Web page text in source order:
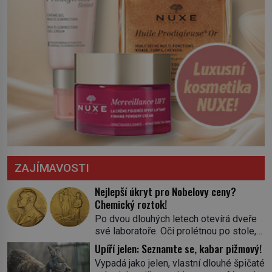
ZAJÍMAVOSTI
Nejlepší úkryt pro Nobelovy ceny?
Chemický roztok!
Po dvou dlouhých letech otevírá dveře
své laboratoře. Oči prolétnou po stole,
aby pak ulpěly na regálu, kde se nachází
všemožné látky. Hledá žluto-oranžovou
tekutinu, jakmile ji zahlédne, nesmírně
Upíří jelen: Seznamte se, kabar pižmový!
Vypadá jako jelen, vlastní dlouhé špičaté